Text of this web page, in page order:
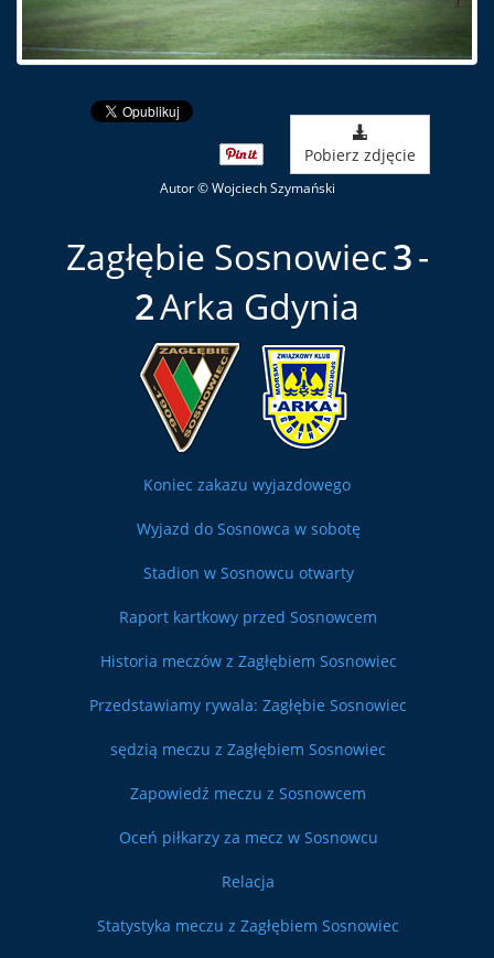
Pobierz zdjęcie
Autor © Wojciech Szymański
Zagłębie Sosnowiec3
2Arka Gdynia
Koniec zakazu wyjazdowego
Wyjazd do Sosnowca w sobotę
Stadion w Sosnowcu otwarty
Raport kartkowy przed Sosnowcem
Historia meczów z Zagłębiem Sosnowiec
Przedstawiamy rywala: Zagłębie Sosnowiec
sędzią meczu z Zagłębiem Sosnowiec
Zapowiedź meczu z Sosnowcem
Oceń piłkarzy za mecz w Sosnowcu
Relacja
Statystyka meczu z Zagłębiem Sosnowiec